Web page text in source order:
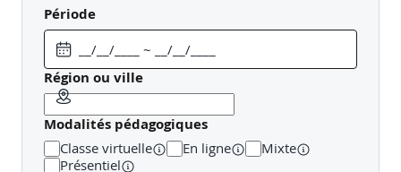
L'objet data.frame et import de données
Lecture avec read.table
Premières manipulations de données
Période
Région ou ville
Modalités pédagogiques
Classe virtuelle En ligne
Mixte
Présentiel